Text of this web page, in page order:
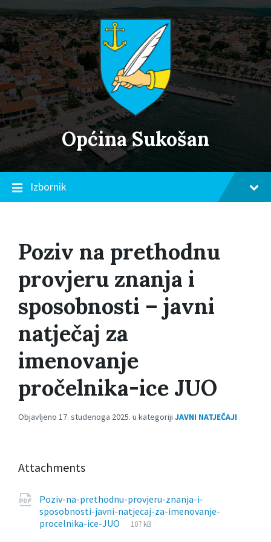
Skip
to
content
Skip
to
main
navigation
Skip
to
footer
Općina Sukošan
Izbornik
Poziv na prethodnu
provjeru znanja i
sposobnosti – javni
natječaj za
imenovanje
pročelnika-ice JUO
Objavljeno 17. studenoga 2025. u kategoriji JAVNI NATJEČAJI
Attachments
Poziv-na-prethodnu-provjeru-znanja-i-
sposobnosti-javni-natjecaj-za-imenovanje-
procelnika-ice-JUO
File
pdf
File
107 kB